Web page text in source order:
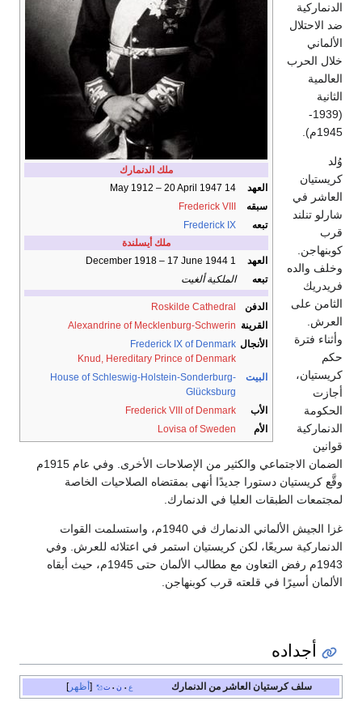
ملك الدنمارك
العهد
14 May 1912 – 20 April 1947
سبقه
Frederick VIII
تبعه
Frederick IX
ملك أيسلندة
العهد
1 December 1918 – 17 June 1944
تبعه
الملكية ألغيت
الدفن
Roskilde Cathedral
القرينة Alexandrine of Mecklenburg-Schwerin
الأنجال Frederick IX of Denmark
Knud, Hereditary Prince of Denmark
البيت
House of Schleswig-Holstein-Sonderburg-
Glücksburg
الأب
Frederick VIII of Denmark
الأم
Lovisa of Sweden
الدنماركية
ضد الاحتلال
الألماني
خلال الحرب
العالمية
الثانية
(1939-
1945م).
وُلد
كريستيان
العاشر في
شارلو تنلند
قرب
كوبنهاجن.
وخلف والده
فريدريك
الثامن على
العرش.
وأثناء فترة
حكم
كريستيان،
أجازت
الحكومة
الدنماركية
قوانين
الضمان الاجتماعي والكثير من الإصلاحات الأخرى. وفي عام 1915م
وقَّع كريستيان دستورا جديدًا أنهى بمقتضاه الصلاحيات الخاصة
لمجتمعات الطبقات العليا في الدنمارك.
غزا الجيش الألماني الدنمارك في 1940م، واستسلمت القوات
الدنماركية سريعًا، لكن كريستيان استمر في اعتلائه للعرش. وفي
1943م رفض التعاون مع مطالب الألمان حتى 1945م، حيث أبقاه
الألمان أسيرًا في قلعته قرب كوبنهاجن.
أجداده
أظهر ع • ن • ت سلف كرستيان العاشر من الدنمارك